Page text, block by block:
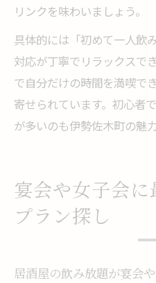
リンクを味わいましょう。
具体的には「初めて一人飲
対応が丁寧でリラックスで
で自分だけの時間を満喫で
寄せられています。初心者
が多いのも伊勢佐木町の魅力
宴会や女子会
プラン探し
居酒屋の飲み放題が宴会